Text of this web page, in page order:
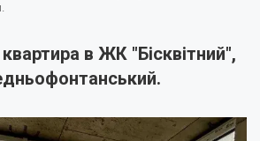
в ЖК "Бісквітний",